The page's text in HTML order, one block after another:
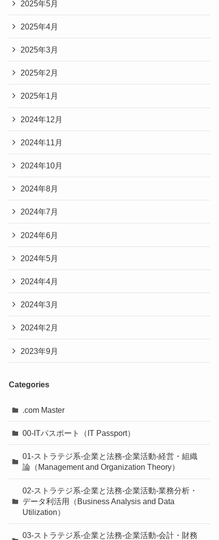
2025年5月
2025年4月
2025年3月
2025年2月
2025年1月
2024年12月
2024年11月
2024年10月
2024年8月
2024年7月
2024年6月
2024年5月
2024年4月
2024年3月
2024年2月
2023年9月
Categories
.com Master
00-ITパスポート（IT Passport）
01-ストラテジ系-企業と法務-企業活動-経営・組織
論（Management and Organization Theory）
02-ストラテジ系-企業と法務-企業活動-業務分析・
データ利活用（Business Analysis and Data
Utilization）
03-ストラテジ系-企業と法務-企業活動-会計・財務